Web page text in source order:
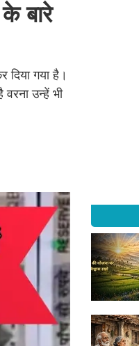
बारे
गया है।
वरना उन्हें भी